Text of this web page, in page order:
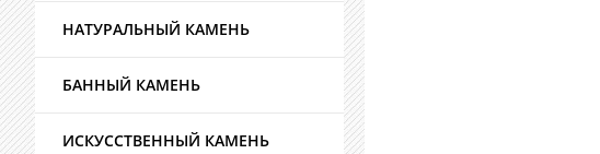
НАТУРАЛЬНЫЙ КАМЕНЬ
БАННЫЙ КАМЕНЬ
ИСКУССТВЕННЫЙ КАМЕНЬ